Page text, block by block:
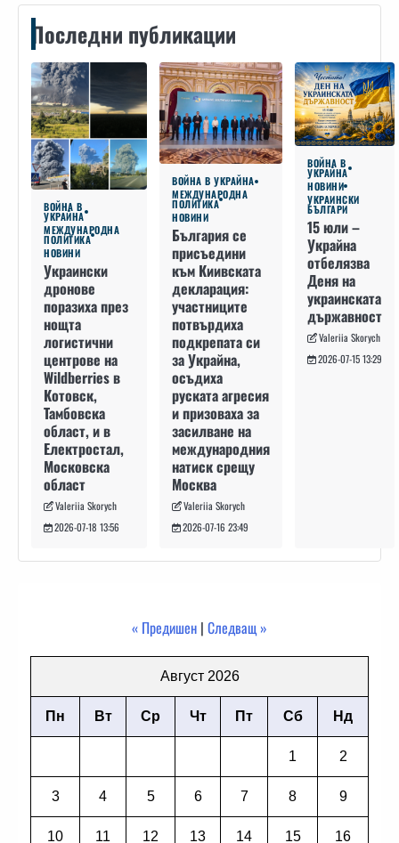
Последни публикации
ВОЙНА В
УКРАЙНА
МЕЖДУНАРОДНА
ПОЛИТИКА
НОВИНИ
Украински
дронове
поразиха през
нощта
логистични
центрове на
Wildberries в
Котовск,
Тамбовска
област, и в
Електростал,
Московска
област
Valeriia Skorych
2026-07-18 13:56
ВОЙНА В УКРАЙНА
МЕЖДУНАРОДНА
ПОЛИТИКА
НОВИНИ
България се
присъедини
към Киивската
декларация:
участниците
потвърдиха
подкрепата си
за Украйна,
осъдиха
руската агресия
и призоваха за
засилване на
международния
натиск срещу
Москва
Valeriia Skorych
2026-07-16 23:49
ВОЙНА В
УКРАЙНА
НОВИНИ
УКРАИНСКИ
БЪЛГАРИ
15 юли –
Украйна
отбелязва
Деня на
украинската
държавност
Valeriia Skorych
2026-07-15 13:29
« Предишен | Следващ »
Август 2026
Пн Вт Ср Чт Пт Сб Нд
1 2
3 4 5 6 7 8 9
10 11 12 13 14 15 16